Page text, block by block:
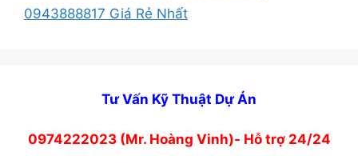
0943888817 Giá Rẻ Nhất
Tư Vấn Kỹ Thuật Dự Án
0974222023 (Mr. Hoàng Vinh)- Hỗ trợ 24/24